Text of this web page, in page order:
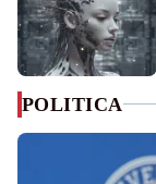
POLITICA